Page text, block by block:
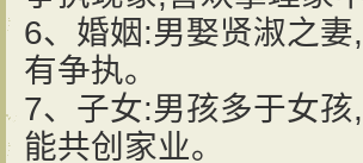
6、婚姻:男娶贤淑之
有争执。
7、子女:男孩多于女
能共创家业。